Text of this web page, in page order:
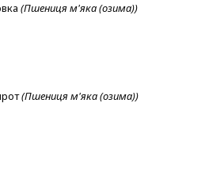
(Пшениця м'яка (озима))
(Пшениця м'яка (озима))